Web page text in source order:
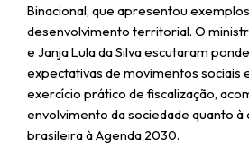
Binacional, que apresentou
desenvolvimento territorial. O
e Janja Lula da Silva escutaram
expectativas de movimentos sociais
exercício prático de fiscalização,
envolvimento da sociedade quanto à
brasileira à Agenda 2030.